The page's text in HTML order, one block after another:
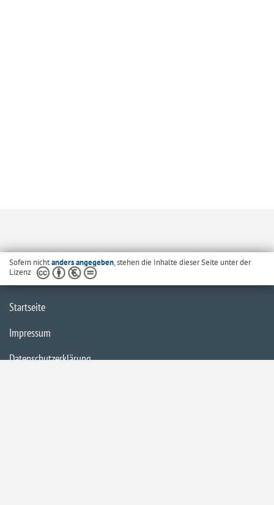
Sofern nichtanders angegeben, stehen die Inhalte dieser Seite unter der
Lizenz
Startseite
Impressum
Datenschutzerklärung